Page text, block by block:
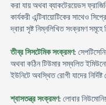
করা যায় অথবা ব্যাকটেরয়েডস
কার্যকরী এন্টিবায়োটিকের সাথেও
দ্বারা সৃষ্ট নিম্নলিখিত সংক্রমণ সমূহে
তীব্র সিসটেমিক সংক্রমণ:
অথবা কঠিন টিউমার সম্বলিত
ইউনিটে অবস্থিত রোগী যাদের
শ্বাসতন্ত্র সংক্রমণ: লোবার